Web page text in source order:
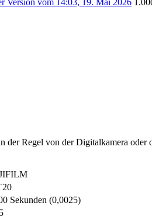
der Regel von der Digitalkamera
Sekunden (0,0025)